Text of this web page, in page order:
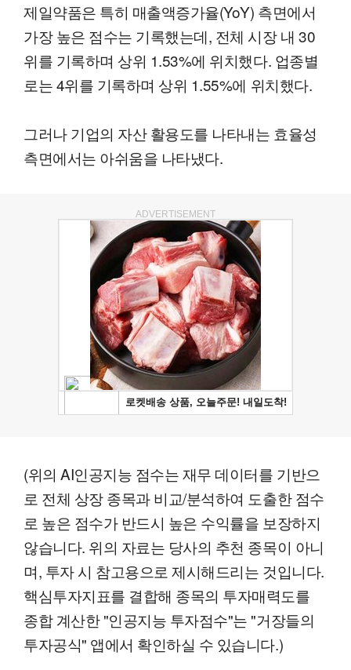
제일약품은 특히 매출액증가율(YoY) 측면에서
가장 높은 점수는 기록했는데, 전체 시장 내 30
위를 기록하며 상위 1.53%에 위치했다. 업종별
로는 4위를 기록하며 상위 1.55%에 위치했다.
그러나 기업의 자산 활용도를 나타내는 효율성
측면에서는 아쉬움을 나타냈다.
ADVERTISEMENT
(위의 AI인공지능 점수는 재무 데이터를 기반으
로 전체 상장 종목과 비교/분석하여 도출한 점수
로 높은 점수가 반드시 높은 수익률을 보장하지
않습니다. 위의 자료는 당사의 추천 종목이 아니
며, 투자 시 참고용으로 제시해드리는 것입니다.
핵심투자지표를 결합해 종목의 투자매력도를
종합 계산한 "인공지능 투자점수"는 "거장들의
투자공식" 앱에서 확인하실 수 있습니다.)